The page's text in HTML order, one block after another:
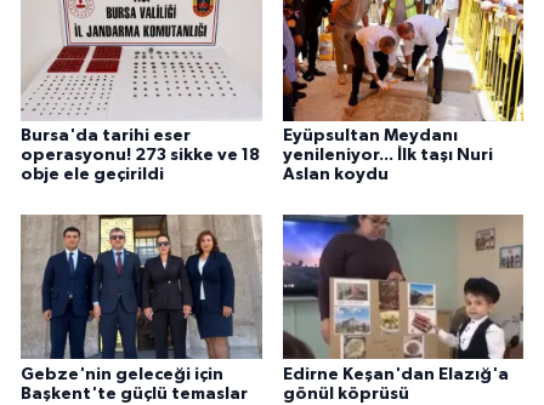
Bursa'da tarihi eser
operasyonu! 273 sikke ve 18
obje ele geçirildi
Eyüpsultan Meydanı
yenileniyor... İlk taşı Nuri
Aslan koydu
Gebze'nin geleceği için
Başkent'te güçlü temaslar
Edirne Keşan'dan Elazığ'a
gönül köprüsü